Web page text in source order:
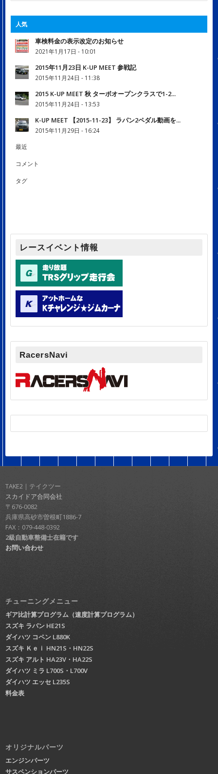
人気
車検料金の表示改定のお知らせ
2021年1月17日 - 10:01
2015年11月23日 K-UP MEET 参戦記
2015年11月24日 - 11:38
2015 K-UP MEET 秋 ターボオープンクラスで1-2...
2015年11月24日 - 13:53
K-UP MEET 【2015-11-23】 ラパン2ペダル動画を...
2015年11月29日 - 16:24
最近
コメント
タグ
レースイベント情報
RacersNavi
TAKE2｜テイクツー
スカイドア合同会社
〒676-0082
兵庫県高砂市曽根町1886-7
FAX：079-448-0392
2級自動車整備士在籍です
お問い合わせ
チューニングメニュー
ギア比計算プログラム（速度計算プログラム）
スズキ ラパン HE21S
ダイハツ コペン L880K
スズキ Ｋｅｉ HN21S・HN22S
スズキ アルト HA23V・HA22S
ダイハツ ミラ L700S・L700V
ダイハツ エッセ L235S
料金表
オリジナルパーツ
エンジンパーツ
サスペンションパーツ